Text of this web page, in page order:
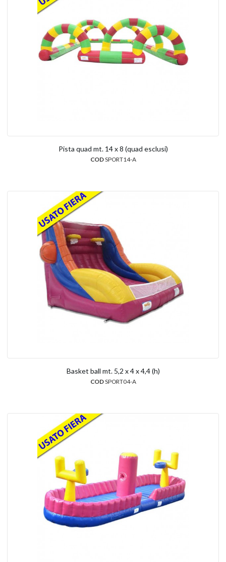
Pista quad mt. 14 x 8 (quad esclusi)
CODSPORT14-A
Basket ball mt. 5,2 x 4 x 4,4 (h)
CODSPORT04-A